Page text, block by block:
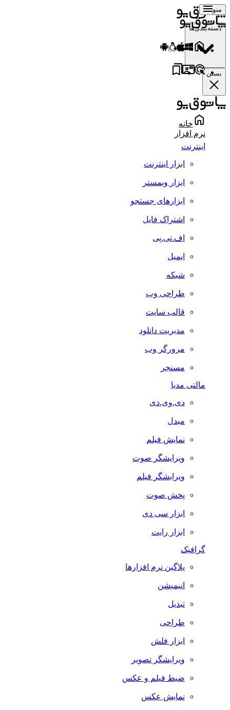
منو
دسته‌بندی‌ها
بستن
خانه
نرم افزار
اینترنت
ابزار اینترنت
ابزار وبمستر
ابزارهای جستجو
اشتراک فایل
اف.تی.پی
ایمیل
شبکه
طراحی وب
قالب سایت
مدیریت دانلود
مرورگر وب
مسنجر
مالتی مدیا
دی.وی.دی
مبدل
نمایش فیلم
ویرایشگر صوت
ویرایشگر فیلم
پخش صوت
ابزار سی دی
ابزار رایت
گرافیک
پلاگین نرم افزارها
انیمیشن
تبدیل
طراحی
ابزار فلش
ویرایشگر تصویر
ضبط فيلم و عكس
نمایش عکس